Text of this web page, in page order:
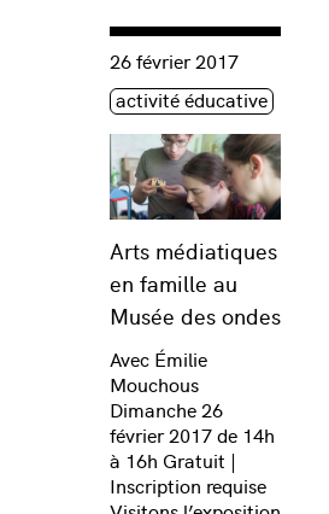
Arts médiatiques
en famille au
Musée des ondes
Consulter « Arts
26 février 2017
Étiquette(s)
activité éducative
Avec Émilie
Mouchous
Dimanche 26
février 2017 de 14h
à 16h Gratuit |
Inscription requise